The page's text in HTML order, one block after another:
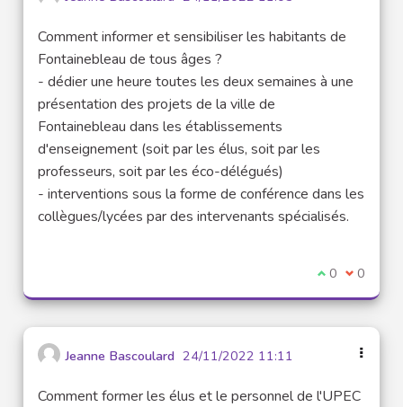
Comment informer et sensibiliser les habitants de
Fontainebleau de tous âges ?
- dédier une heure toutes les deux semaines à une
présentation des projets de la ville de
Fontainebleau dans les établissements
d'enseignement (soit par les élus, soit par les
professeurs, soit par les éco-délégués)
- interventions sous la forme de conférence dans les
collègues/lycées par des intervenants spécialisés.
I agree with
0 I 0
Jeanne Bascoulard 24/11/2022 11:11
Comment former les élus et le personnel de l'UPEC